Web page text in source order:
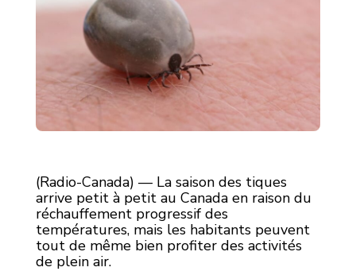
(Radio-Canada) — La saison des tiques
arrive petit à petit au Canada en raison du
réchauffement progressif des
températures, mais les habitants peuvent
tout de même bien profiter des activités
de plein air.